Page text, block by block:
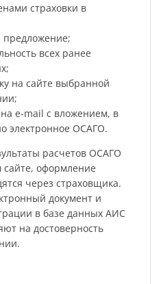
страховки в
всех ранее
на сайте выбранной
e-mail с вложением, в
электронное ОСАГО.
расчетов ОСАГО
оформление
через страховщика.
документ и
в базе данных АИС
на достоверность